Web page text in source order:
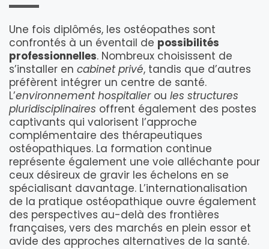
Une fois diplômés, les ostéopathes sont
confrontés à un éventail de possibilités
professionnelles. Nombreux choisissent de
s’installer en cabinet privé, tandis que d’autres
préfèrent intégrer un centre de santé.
L’environnement hospitalier ou les structures
pluridisciplinaires offrent également des postes
captivants qui valorisent l’approche
complémentaire des thérapeutiques
ostéopathiques. La formation continue
représente également une voie alléchante pour
ceux désireux de gravir les échelons en se
spécialisant davantage. L’internationalisation
de la pratique ostéopathique ouvre également
des perspectives au-delà des frontières
françaises, vers des marchés en plein essor et
avide des approches alternatives de la santé.